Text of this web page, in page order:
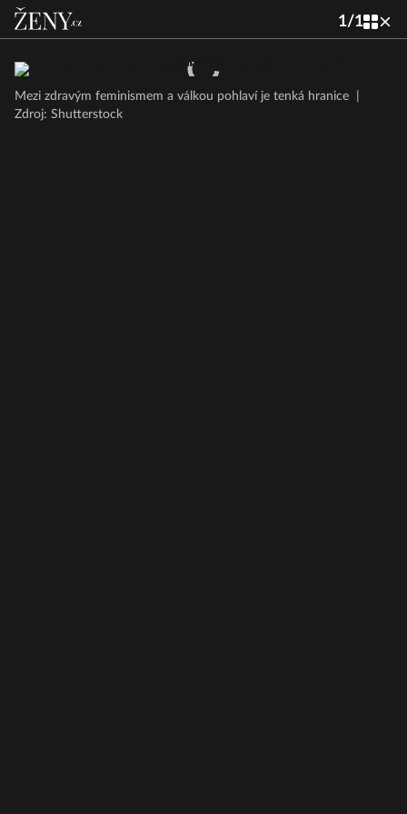
1/1
Mezi zdravým feminismem a válkou pohlaví je tenká hranice
Zdroj: Shutterstock